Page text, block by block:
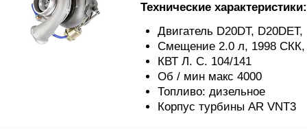
Технические характеристики:
Двигатель D20DT,
Смещение 2.0 л, 1998 СКК,
КВТ Л. С. 104/141
Об / мин макс 4000
Топливо: дизельное
Корпус турбины AR VNT3